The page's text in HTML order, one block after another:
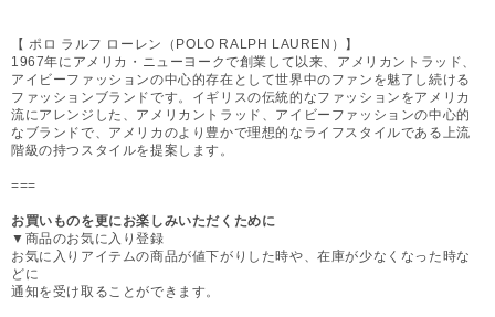
【 ポロ ラルフ ローレン（POLO RALPH LAUREN）】
1967年にアメリカ・ニューヨークで創業して以来、アメリカントラッド、
アイビーファッションの中心的存在として世界中のファンを魅了し続ける
ファッションブランドです。イギリスの伝統的なファッションをアメリカ
流にアレンジした、アメリカントラッド、アイビーファッションの中心的
なブランドで、アメリカのより豊かで理想的なライフスタイルである上流
階級の持つスタイルを提案します。
===
お買いものを更にお楽しみいただくために
▼商品のお気に入り登録
お気に入りアイテムの商品が値下がりした時や、在庫が少なくなった時な
どに
通知を受け取ることができます。